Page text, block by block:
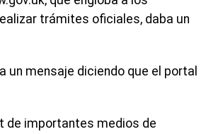
trámites oficiales, daba un
un mensaje diciendo que el portal
de importantes medios de